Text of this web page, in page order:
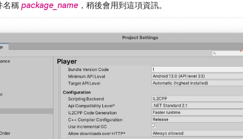
名稱 package_name ，稍後會用到這項資訊。